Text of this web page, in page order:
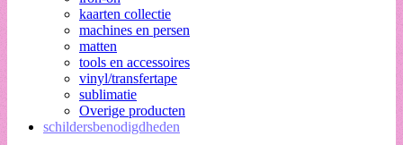
kaarten collectie
machines en persen
matten
tools en accessoires
vinyl/transfertape
sublimatie
Overige producten
schildersbenodigdheden